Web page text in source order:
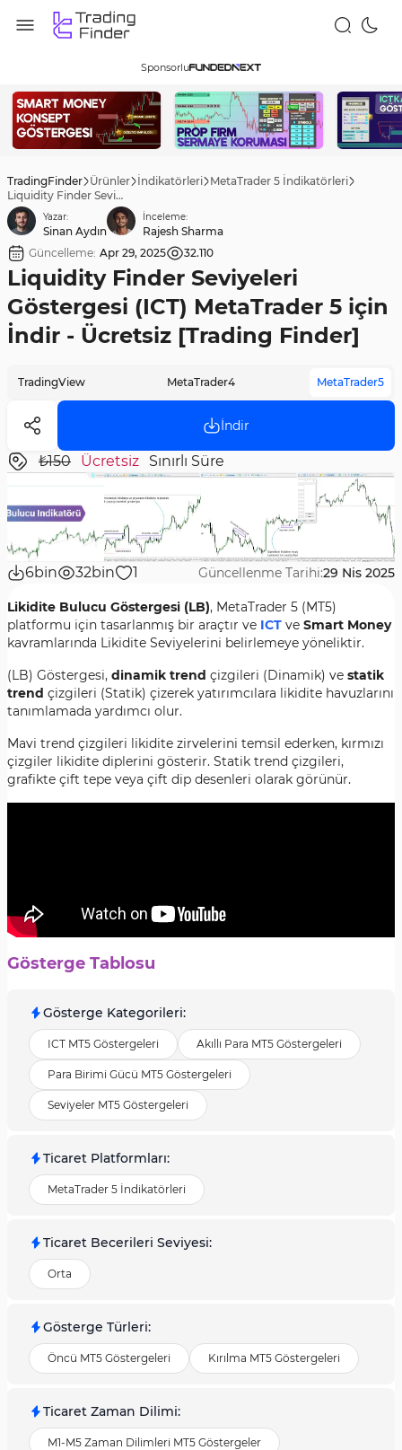
Sponsorlu
TradingFinder Ürünler İndikatörleri MetaTrader 5 İndikatörleri
Liquidity Finder Seviyeleri Göstergesi (ICT) MetaTrader 5 için İndir - Ücretsiz [Trading Finder]
Yazar:
Sinan Aydın
İnceleme:
Rajesh Sharma
Güncelleme: Apr 29, 2025 32.110
Liquidity Finder Seviyeleri
Göstergesi (ICT) MetaTrader 5 için
İndir - Ücretsiz [Trading Finder]
TradingView MetaTrader4 MetaTrader5
İndir
₺150 Ücretsiz Sınırlı Süre
6bin 32bin 1 Güncellenme Tarihi:29 Nis 2025
Likidite Bulucu Göstergesi (LB), MetaTrader 5 (MT5)
platformu için tasarlanmış bir araçtır ve ICT ve Smart Money
kavramlarında Likidite Seviyelerini belirlemeye yöneliktir.
(LB) Göstergesi, dinamik trend çizgileri (Dinamik) ve statik
trend çizgileri (Statik) çizerek yatırımcılara likidite havuzlarını
tanımlamada yardımcı olur.
Mavi trend çizgileri likidite zirvelerini temsil ederken, kırmızı
çizgiler likidite diplerini gösterir. Statik trend çizgileri,
grafikte çift tepe veya çift dip desenleri olarak görünür.
Gösterge Tablosu
Gösterge Kategorileri:
ICT MT5 Göstergeleri Akıllı Para MT5 Göstergeleri
Para Birimi Gücü MT5 Göstergeleri
Seviyeler MT5 Göstergeleri
Ticaret Platformları:
MetaTrader 5 İndikatörleri
Ticaret Becerileri Seviyesi:
Orta
Gösterge Türleri:
Öncü MT5 Göstergeleri Kırılma MT5 Göstergeleri
Ticaret Zaman Dilimi:
M1-M5 Zaman Dilimleri MT5 Göstergeler